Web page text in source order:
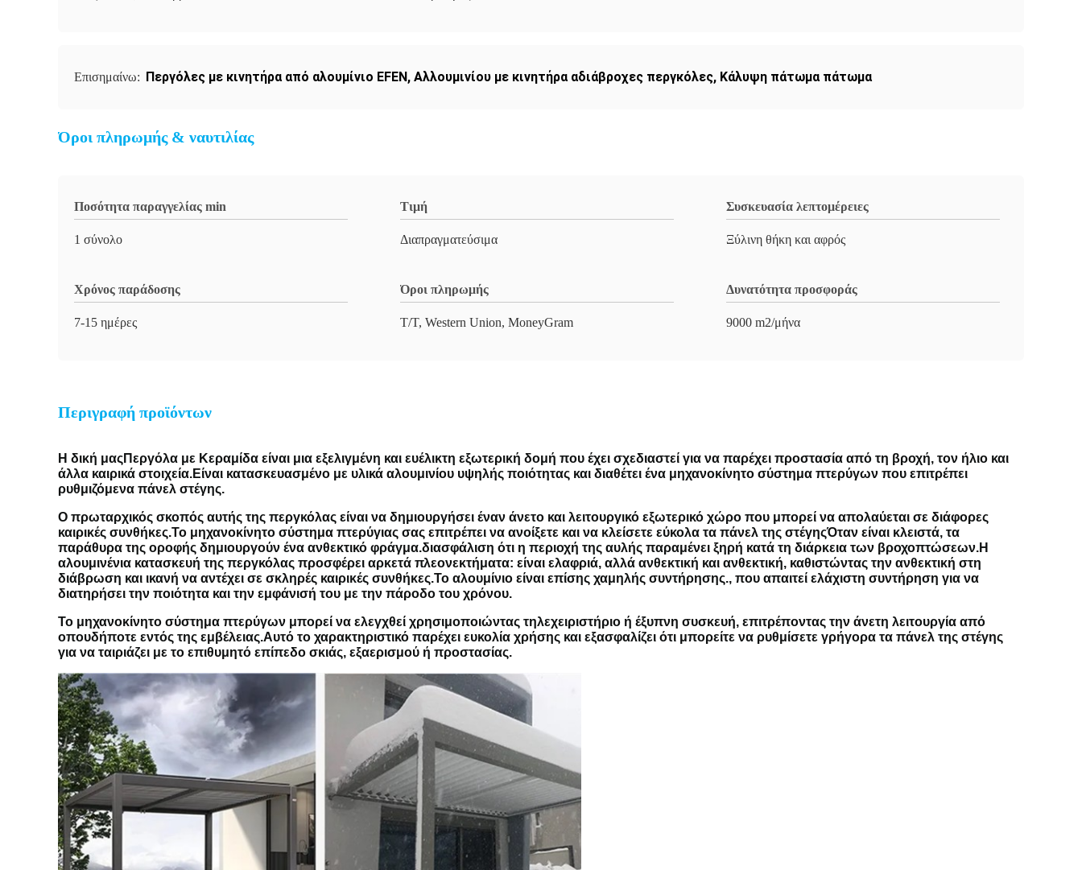
Επισημαίνω: Περγόλες με κινητήρα από αλουμίνιο EFEN, Αλλουμινίου με κινητήρα αδιάβροχες περγκόλες, Κάλυψη πάτωμα πάτωμα
Όροι πληρωμής & ναυτιλίας
Ποσότητα παραγγελίας min
1 σύνολο
Τιμή
Διαπραγματεύσιμα
Συσκευασία λεπτομέρειες
Ξύλινη θήκη και αφρός
Χρόνος παράδοσης
7-15 ημέρες
Όροι πληρωμής
T/T, Western Union, MoneyGram
Δυνατότητα προσφοράς
9000 m2/μήνα
Περιγραφή προϊόντων
Η δική μαςΠεργόλα με Κεραμίδα είναι μια εξελιγμένη και ευέλικτη εξωτερική δομή που έχει σχεδιαστεί για να παρέχει προστασία από τη βροχή, τον ήλιο και
άλλα καιρικά στοιχεία.Είναι κατασκευασμένο με υλικά αλουμινίου υψηλής ποιότητας και διαθέτει ένα μηχανοκίνητο σύστημα πτερύγων που επιτρέπει
ρυθμιζόμενα πάνελ στέγης.
Ο πρωταρχικός σκοπός αυτής της περγκόλας είναι να δημιουργήσει έναν άνετο και λειτουργικό εξωτερικό χώρο που μπορεί να απολαύεται σε διάφορες
καιρικές συνθήκες.Το μηχανοκίνητο σύστημα πτερύγιας σας επιτρέπει να ανοίξετε και να κλείσετε εύκολα τα πάνελ της στέγηςΌταν είναι κλειστά, τα
παράθυρα της οροφής δημιουργούν ένα ανθεκτικό φράγμα.διασφάλιση ότι η περιοχή της αυλής παραμένει ξηρή κατά τη διάρκεια των βροχοπτώσεων.Η
αλουμινένια κατασκευή της περγκόλας προσφέρει αρκετά πλεονεκτήματα: είναι ελαφριά, αλλά ανθεκτική και ανθεκτική, καθιστώντας την ανθεκτική στη
διάβρωση και ικανή να αντέχει σε σκληρές καιρικές συνθήκες.Το αλουμίνιο είναι επίσης χαμηλής συντήρησης., που απαιτεί ελάχιστη συντήρηση για να
διατηρήσει την ποιότητα και την εμφάνισή του με την πάροδο του χρόνου.
Το μηχανοκίνητο σύστημα πτερύγων μπορεί να ελεγχθεί χρησιμοποιώντας τηλεχειριστήριο ή έξυπνη συσκευή, επιτρέποντας την άνετη λειτουργία από
οπουδήποτε εντός της εμβέλειας.Αυτό το χαρακτηριστικό παρέχει ευκολία χρήσης και εξασφαλίζει ότι μπορείτε να ρυθμίσετε γρήγορα τα πάνελ της στέγης
για να ταιριάζει με το επιθυμητό επίπεδο σκιάς, εξαερισμού ή προστασίας.